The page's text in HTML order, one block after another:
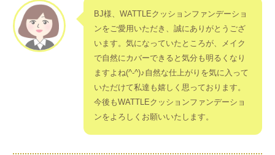
BJ様、WATTLEクッションファンデーショ
ンをご愛用いただき、誠にありがとうござ
います。気になっていたところが、メイク
で自然にカバーできると気分も明るくなり
ますよね(^-^)♪自然な仕上がりを気に入って
いただけて私達も嬉しく思っております。
今後もWATTLEクッションファンデーショ
ンをよろしくお願いいたします。